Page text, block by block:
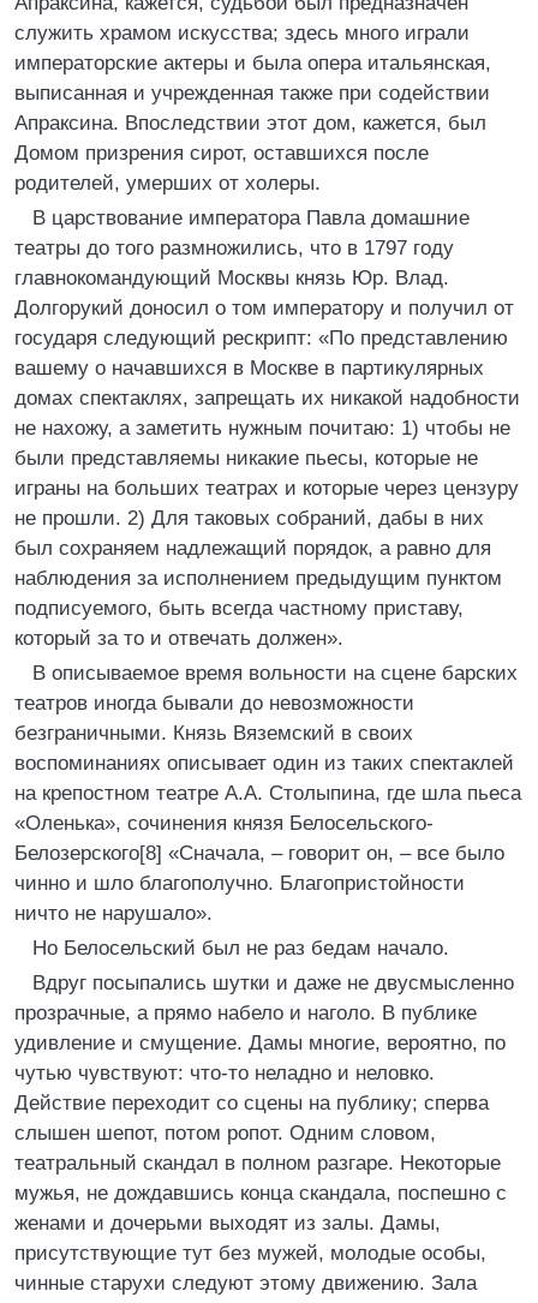
служить храмом искусства; здесь много играли
императорские актеры и была опера итальянская,
выписанная и учрежденная также при содействии
Апраксина. Впоследствии этот дом, кажется, был
Домом призрения сирот, оставшихся после
родителей, умерших от холеры.
В царствование императора Павла домашние
театры до того размножились, что в 1797 году
главнокомандующий Москвы князь Юр. Влад.
Долгорукий доносил о том императору и получил от
государя следующий рескрипт: «По представлению
вашему о начавшихся в Москве в партикулярных
домах спектаклях, запрещать их никакой надобности
не нахожу, а заметить нужным почитаю: 1) чтобы не
были представляемы никакие пьесы, которые не
играны на больших театрах и которые через цензуру
не прошли. 2) Для таковых собраний, дабы в них
был сохраняем надлежащий порядок, а равно для
наблюдения за исполнением предыдущим пунктом
подписуемого, быть всегда частному приставу,
который за то и отвечать должен».
В описываемое время вольности на сцене барских
театров иногда бывали до невозможности
безграничными. Князь Вяземский в своих
воспоминаниях описывает один из таких спектаклей
на крепостном театре А.А. Столыпина, где шла пьеса
«Оленька», сочинения князя Белосельского-
Белозерского[8] «Сначала, – говорит он, – все было
чинно и шло благополучно. Благопристойности
ничто не нарушало».
Но Белосельский был не раз бедам начало.
Вдруг посыпались шутки и даже не двусмысленно
прозрачные, а прямо набело и наголо. В публике
удивление и смущение. Дамы многие, вероятно, по
чутью чувствуют: что-то неладно и неловко.
Действие переходит со сцены на публику; сперва
слышен шепот, потом ропот. Одним словом,
театральный скандал в полном разгаре. Некоторые
мужья, не дождавшись конца скандала, поспешно с
женами и дочерьми выходят из залы. Дамы,
присутствующие тут без мужей, молодые особы,
чинные старухи следуют этому движению. Зала